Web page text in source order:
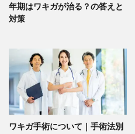
年期はワキガが治る？の答えと
対策
ワキガ手術について｜手術法別